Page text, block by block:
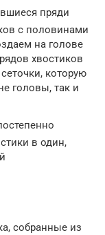
пряди
с половинами
на голове
хвостиков
которую
головы, так и
в один,
собранные из